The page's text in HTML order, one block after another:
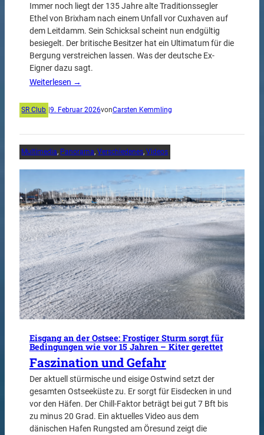
Immer noch liegt der 135 Jahre alte Traditionssegler
Ethel von Brixham nach einem Unfall vor Cuxhaven auf
dem Leitdamm. Sein Schicksal scheint nun endgültig
besiegelt. Der britische Besitzer hat ein Ultimatum für die
Bergung verstreichen lassen. Was der deutsche Ex-
Eigner dazu sagt.
Weiterlesen →
SR Club 9. Februar 2026vonCarsten Kemmling
Multimedia, Panorama, Verschiedenes, Videos
Eisgang an der Ostsee: Frostiger Sturm sorgt für
Bedingungen wie vor 15 Jahren – Kiter gerettet
Faszination und Gefahr
Der aktuell stürmische und eisige Ostwind setzt der
gesamten Ostseeküste zu. Er sorgt für Eisdecken in und
vor den Häfen. Der Chill-Faktor beträgt bei gut 7 Bft bis
zu minus 20 Grad. Ein aktuelles Video aus dem
dänischen Hafen Rungsted am Öresund zeigt die